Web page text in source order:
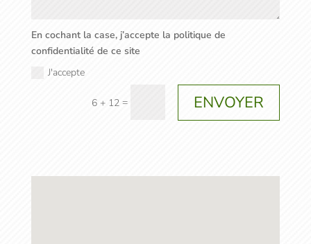
En cochant la case, j’accepte la politique de
confidentialité de ce site
J'accepte
6 + 12 = ENVOYER